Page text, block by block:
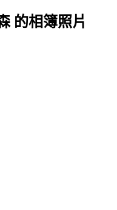
的相簿照片